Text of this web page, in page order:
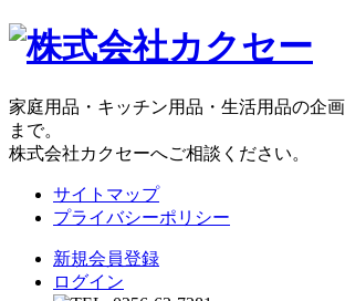
家庭用品・キッチン用品・生活用品の企
まで。
株式会社カクセーへご相談ください。
サイトマップ
プライバシーポリシー
新規会員登録
ログイン